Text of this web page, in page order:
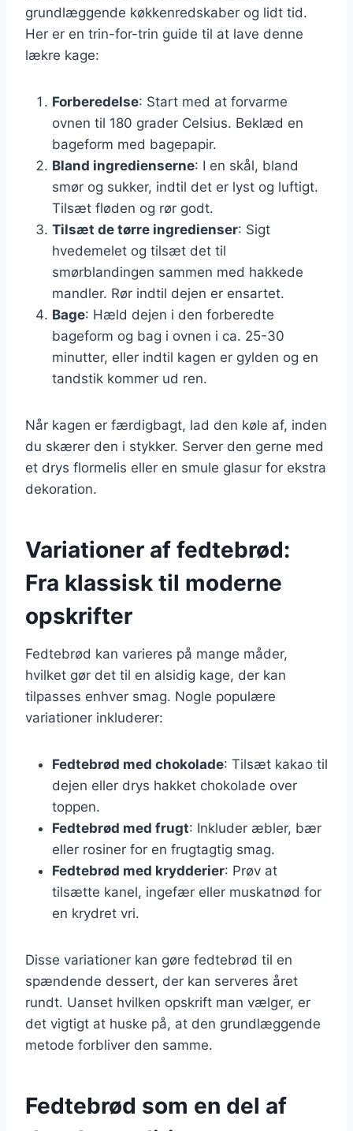
grundlæggende køkkenredskaber og lidt tid.
Her er en trin-for-trin guide til at lave denne
lækre kage:
Forberedelse: Start med at forvarme
ovnen til 180 grader Celsius. Beklæd en
bageform med bagepapir.
Bland ingredienserne: I en skål, bland
smør og sukker, indtil det er lyst og luftigt.
Tilsæt fløden og rør godt.
Tilsæt de tørre ingredienser: Sigt
hvedemelet og tilsæt det til
smørblandingen sammen med hakkede
mandler. Rør indtil dejen er ensartet.
Bage: Hæld dejen i den forberedte
bageform og bag i ovnen i ca. 25-30
minutter, eller indtil kagen er gylden og en
tandstik kommer ud ren.
Når kagen er færdigbagt, lad den køle af, inden
du skærer den i stykker. Server den gerne med
et drys flormelis eller en smule glasur for ekstra
dekoration.
Variationer af fedtebrød:
Fra klassisk til moderne
opskrifter
Fedtebrød kan varieres på mange måder,
hvilket gør det til en alsidig kage, der kan
tilpasses enhver smag. Nogle populære
variationer inkluderer:
Fedtebrød med chokolade: Tilsæt kakao til
dejen eller drys hakket chokolade over
toppen.
Fedtebrød med frugt: Inkluder æbler, bær
eller rosiner for en frugtagtig smag.
Fedtebrød med krydderier: Prøv at
tilsætte kanel, ingefær eller muskatnød for
en krydret vri.
Disse variationer kan gøre fedtebrød til en
spændende dessert, der kan serveres året
rundt. Uanset hvilken opskrift man vælger, er
det vigtigt at huske på, at den grundlæggende
metode forbliver den samme.
Fedtebrød som en del af